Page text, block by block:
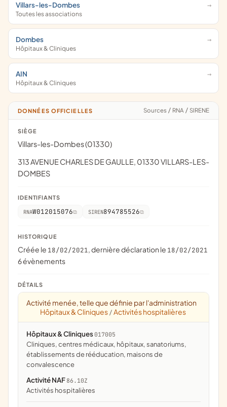
Villars-les-Dombes
Toutes les associations
Dombes
Hôpitaux & Cliniques
AIN
Hôpitaux & Cliniques
DONNÉES OFFICIELLES Sources / RNA / SIRENE
SIÈGE
Villars-les-Dombes (01330)
313 AVENUE CHARLES DE GAULLE, 01330 VILLARS-LES-
DOMBES
IDENTIFIANTS
RNAW012015076 SIREN894785526
HISTORIQUE
Créée le 18/02/2021, dernière déclaration le 18/02/2021
6 évènements
DÉTAILS
Activité menée, telle que définie par l'administration
Hôpitaux & Cliniques / Activités hospitalières
Hôpitaux & Cliniques 017005
cliniques, centres médicaux, hôpitaux, sanatoriums,
établissements de rééducation, maisons de
convalescence
Activité NAF 86.10Z
Activités hospitalières